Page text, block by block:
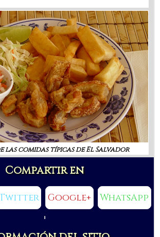
las comidas típicas de El Salvador
Compartir en
Google+ WhatsApp